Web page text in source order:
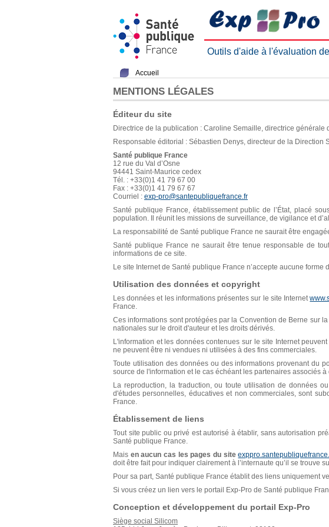
Outils d'aide à l'évaluation
Accueil
MENTIONS LÉGALES
Éditeur du site
Directrice de la publication : Caroline Semaille, directrice générale
Responsable éditorial : Sébastien Denys, directeur de la Direction
Santé publique France
12 rue du Val d’Osne
94441 Saint-Maurice cedex
Tél. : +33(0)1 41 79 67 00
Fax : +33(0)1 41 79 67 67
Courriel : exp-pro@santepubliquefrance.fr
Santé publique France, établissement public de l’État, placé
population. Il réunit les missions de surveillance, de vigilance et
La responsabilité de Santé publique France ne saurait être
Santé publique France ne saurait être tenue responsable de
informations de ce site.
Le site Internet de Santé publique France n’accepte aucune
Utilisation des données et copyright
Les données et les informations présentes sur le site Internet
France.
Ces informations sont protégées par la Convention de Berne sur
nationales sur le droit d'auteur et les droits dérivés.
L'information et les données contenues sur le site Internet
ne peuvent être ni vendues ni utilisées à des fins commerciales.
Toute utilisation des données ou des informations provenant du
source de l'information et le cas échéant les partenaires associés
La reproduction, la traduction, ou toute utilisation de données
d'études personnelles, éducatives et non commerciales, sont
France.
Établissement de liens
Tout site public ou privé est autorisé à établir, sans autorisation
Santé publique France.
Mais en aucun cas les pages du site
doit être fait pour indiquer clairement à l’internaute qu’il se trouve
Pour sa part, Santé publique France établit des liens uniquement
Si vous créez un lien vers le portail Exp-Pro de Santé publique
Conception et développement du portail Exp-Pro
Siège social Silicom